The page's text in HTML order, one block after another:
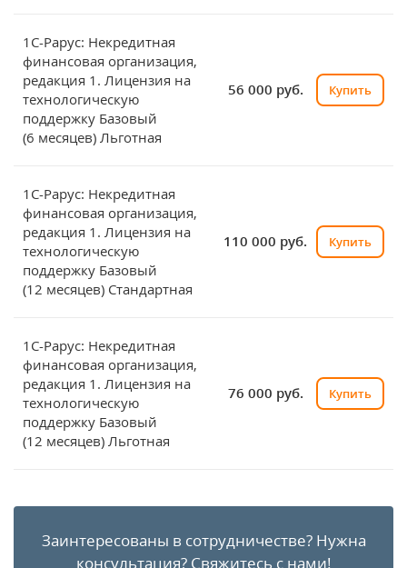
1С-Рарус: Некредитная
финансовая организация,
редакция 1. Лицензия на
технологическую
поддержку Базовый
(6 месяцев) Льготная
56 000 руб. Купить
1С-Рарус: Некредитная
финансовая организация,
редакция 1. Лицензия на
технологическую
поддержку Базовый
(12 месяцев) Стандартная
110 000 руб. Купить
1С-Рарус: Некредитная
финансовая организация,
редакция 1. Лицензия на
технологическую
поддержку Базовый
(12 месяцев) Льготная
76 000 руб. Купить
Заинтересованы в сотрудничестве?Нужна
консультация? Свяжитесь с нами!